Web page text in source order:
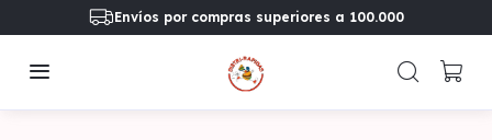
Envíos por compras superiores a 100.000